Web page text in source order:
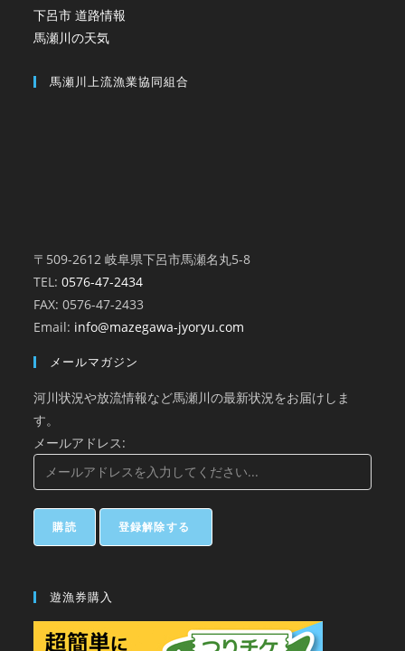
下呂市 道路情報
馬瀬川の天気
馬瀬川上流漁業協同組合
〒509-2612 岐阜県下呂市馬瀬名丸5-8
TEL:0576-47-2434
FAX: 0576-47-2433
Email: info@mazegawa-jyoryu.com
メールマガジン
河川状況や放流情報など馬瀬川の最新状況をお届けしま
す。
メールアドレス:
遊漁券購入